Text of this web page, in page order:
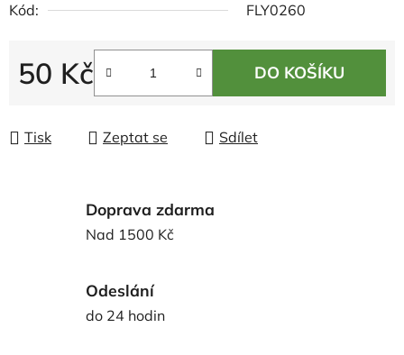
Kód:
FLY0260
50 Kč
Měrná cena:
DO KOŠÍKU
Tisk Zeptat se Sdílet
Doprava zdarma
Nad 1500 Kč
Odeslání
do 24 hodin